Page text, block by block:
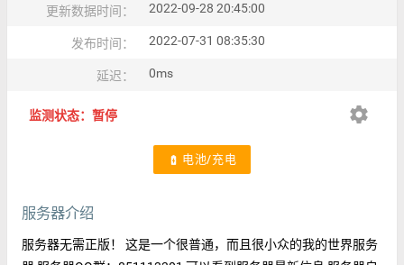
更新数据时间： 2022-09-28 20:45:00
发布时间： 2022-07-31 08:35:30
延迟： 0ms
监测状态：暂停 settings
battery_charging_full 电池/充电
服务器介绍
服务器无需正版！ 这是一个很普通，而且很小众的我的世界服务